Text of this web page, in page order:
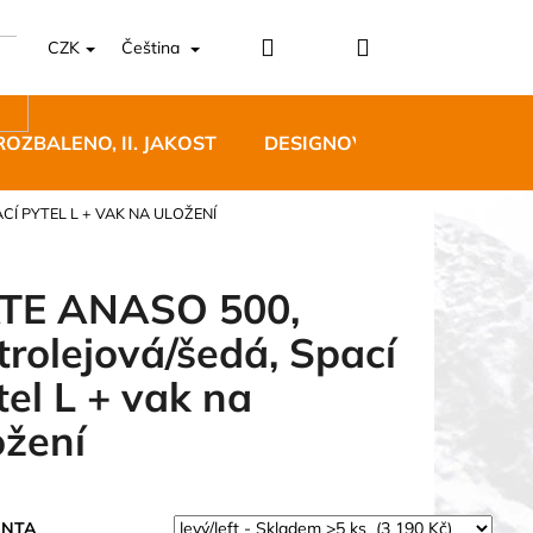
CZK Čeština PřihlášeníNákupní
II. JAKOST DESIGNOVÝ NÁBYTEK
PYTEL L + VAK NA ULOŽENÍ
ANASO 500,
šedá, Spací
L + vak na
BĚŽECKÉ TRAILOVÉ